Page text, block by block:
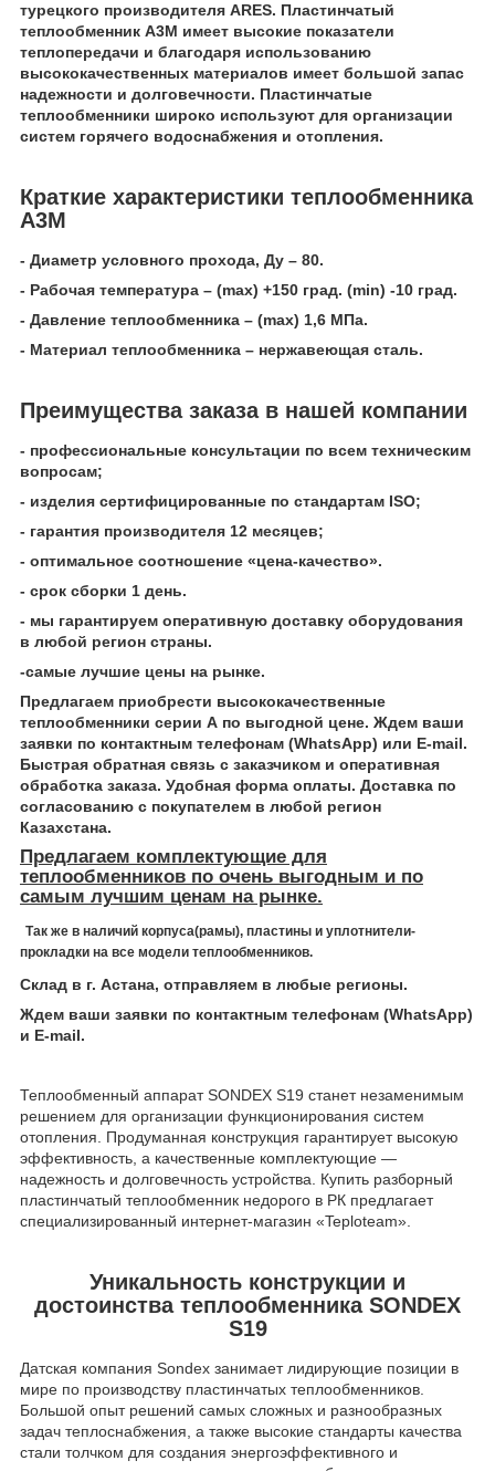
турецкого производителя ARES. Пластинчатый
теплообменник А3M имеет высокие показатели
теплопередачи и благодаря использованию
высококачественных материалов имеет большой запас
надежности и долговечности. Пластинчатые
теплообменники широко используют для организации
систем горячего водоснабжения и отопления.
Краткие характеристики теплообменника
А3M
- Диаметр условного прохода, Ду – 80.
- Рабочая температура – (mах) +150 град. (min) -10 град.
- Давление теплообменника – (mах) 1,6 МПа.
- Материал теплообменника – нержавеющая сталь.
Преимущества заказа в нашей компании
- профессиональные консультации по всем техническим
вопросам;
- изделия сертифицированные по стандартам ISO;
- гарантия производителя 12 месяцев;
- оптимальное соотношение «цена-качество».
- срок сборки 1 день.
- мы гарантируем оперативную доставку оборудования
в любой регион страны.
-самые лучшие цены на рынке.
Предлагаем приобрести высококачественные
теплообменники серии А по выгодной цене. Ждем ваши
заявки по контактным телефонам (WhatsApp) или Е-mail.
Быстрая обратная связь с заказчиком и оперативная
обработка заказа. Удобная форма оплаты. Доставка по
согласованию с покупателем в любой регион
Казахстана.
Предлагаем комплектующие для
теплообменников по очень выгодным и по
самым лучшим ценам на рынке.
Так же в наличий корпуса(рамы), пластины и уплотнители-
прокладки на все модели теплообменников.
Склад в г. Астана, отправляем в любые регионы.
Ждем ваши заявки по контактным телефонам (WhatsApp)
и Е-mail.
Теплообменный аппарат SONDEX S19 станет незаменимым
решением для организации функционирования систем
отопления. Продуманная конструкция гарантирует высокую
эффективность, а качественные комплектующие —
надежность и долговечность устройства. Купить разборный
пластинчатый теплообменник недорого в РК предлагает
специализированный интернет-магазин «Teploteam».
Уникальность конструкции и
достоинства теплообменника SONDEX
S19
Датская компания Sondex занимает лидирующие позиции в
мире по производству пластинчатых теплообменников.
Большой опыт решений самых сложных и разнообразных
задач теплоснабжения, а также высокие стандарты качества
стали толчком для создания энергоэффективного и